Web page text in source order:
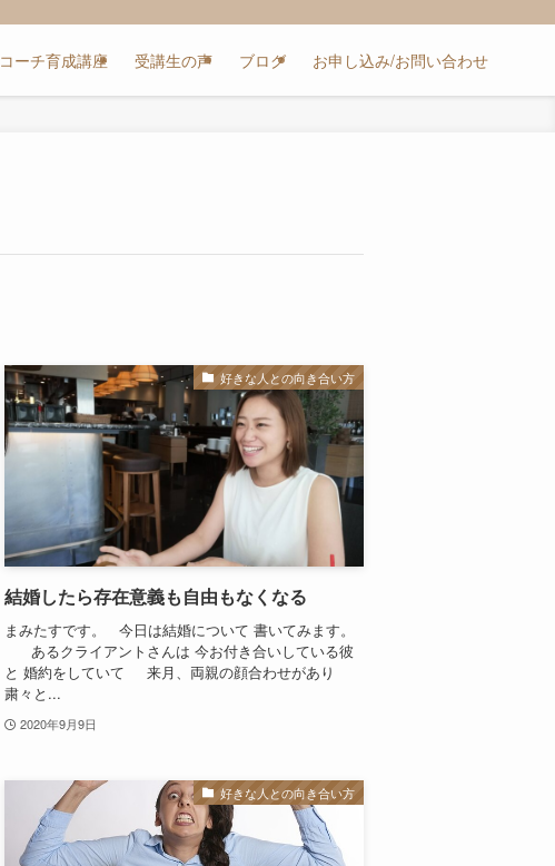
コーチ育成講座 受講生の声 ブログ お申し込み/お問い合わせ
好きな人との向き合い方
結婚したら存在意義も自由もなくなる
まみたすです。 今日は結婚について 書いてみます。
あるクライアントさんは 今お付き合いしている彼
と 婚約をしていて 来月、両親の顔合わせがあり
粛々と...
2020年9月9日
好きな人との向き合い方